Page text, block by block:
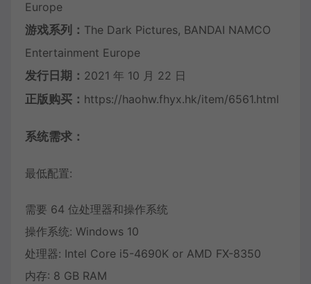
Europe
游戏系列： The Dark Pictures, BANDAI NAMCO
Entertainment Europe
发行日期： 2021 年 10 月 22 日
正版购买： https://haohw.fhyx.hk/item/6561.html
系统需求：
最低配置:
需要 64 位处理器和操作系统
操作系统: Windows 10
处理器: Intel Core i5-4690K or AMD FX-8350
内存: 8 GB RAM